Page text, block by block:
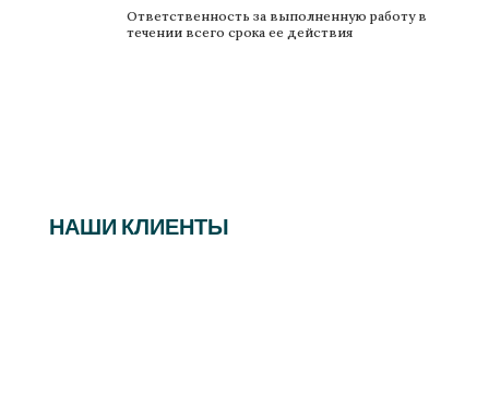
Ответственность за выполненную работу в
течении всего срока ее действия
НАШИ КЛИЕНТЫ